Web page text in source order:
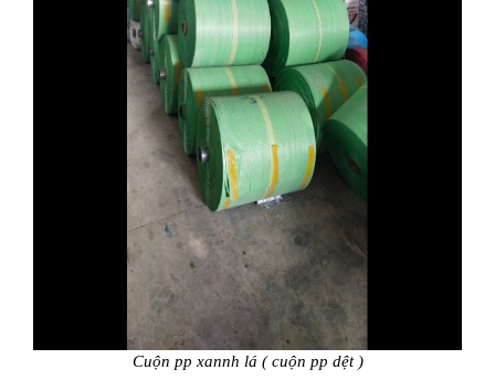
Cuộn pp xannh lá ( cuộn pp dệt )